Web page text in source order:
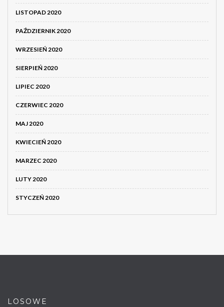
LISTOPAD 2020
PAŹDZIERNIK 2020
WRZESIEŃ 2020
SIERPIEŃ 2020
LIPIEC 2020
CZERWIEC 2020
MAJ 2020
KWIECIEŃ 2020
MARZEC 2020
LUTY 2020
STYCZEŃ 2020
LOSOWE